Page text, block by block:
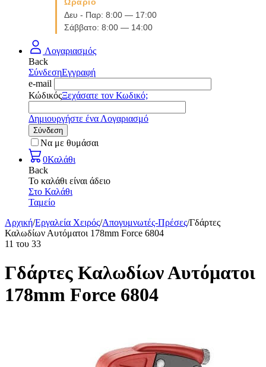
Δευ - Παρ: 8:00 — 17:00
Σάββατο: 8:00 — 14:00
Λογαριασμός
Back
ΣύνδεσηΕγγραφή
e-mail
ΚώδικόςΞεχάσατε τον Κωδικό;
Δημιουργήστε ένα Λογαριασμό
Σύνδεση
Να με θυμάσαι
0Καλάθι
Back
Το καλάθι είναι άδειο
Στο Καλάθι
Ταμείο
Αρχική/Εργαλεία Χειρός/Aπογυμνωτές-Πρέσες/Γδάρτες
Καλωδίων Αυτόματοι 178mm Force 6804
11 του 33
Γδάρτες Καλωδίων Αυτόματοι
178mm Force 6804